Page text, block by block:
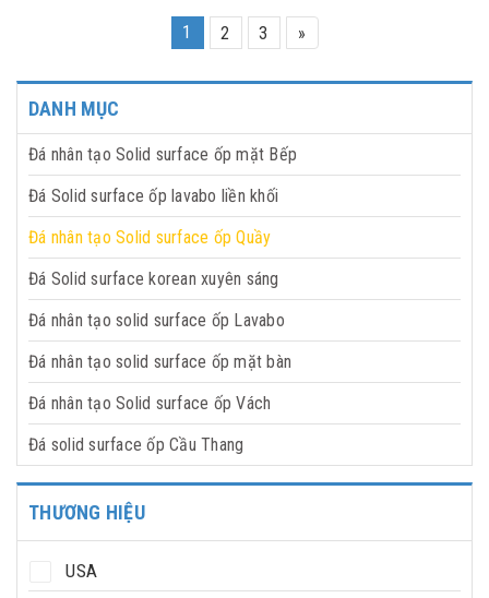
1 2 3 »
DANH MỤC
Đá nhân tạo Solid surface ốp mặt Bếp
Đá Solid surface ốp lavabo liền khối
Đá nhân tạo Solid surface ốp Quầy
Đá Solid surface korean xuyên sáng
Đá nhân tạo solid surface ốp Lavabo
Đá nhân tạo solid surface ốp mặt bàn
Đá nhân tạo Solid surface ốp Vách
Đá solid surface ốp Cầu Thang
THƯƠNG HIỆU
USA